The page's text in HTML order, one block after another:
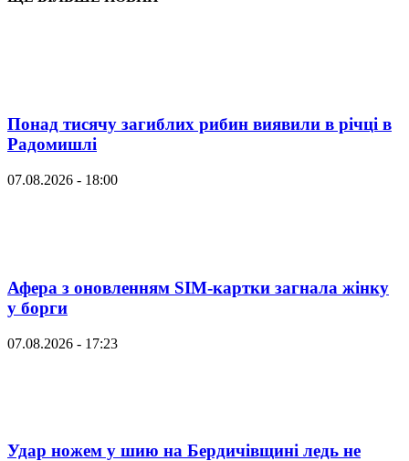
Понад тисячу загиблих рибин виявили в річці в
Радомишлі
07.08.2026 - 18:00
Афера з оновленням SIM-картки загнала жінку
у борги
07.08.2026 - 17:23
Удар ножем у шию на Бердичівщині ледь не